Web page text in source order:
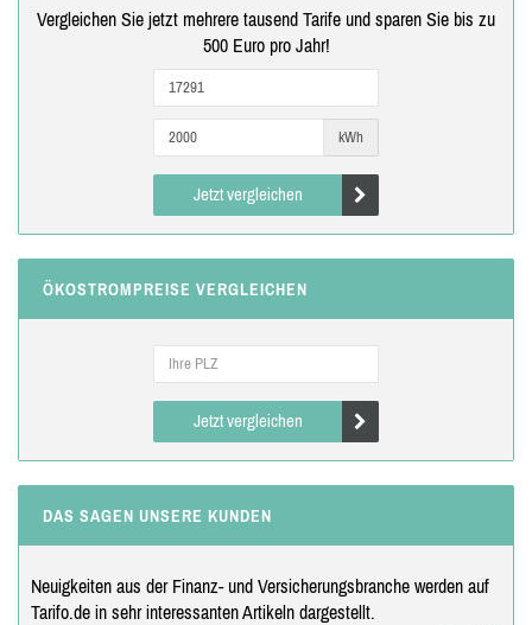
Vergleichen Sie jetzt mehrere tausend Tarife und sparen Sie bis zu
500 Euro pro Jahr!
kWh
Jetzt vergleichen
ÖKOSTROMPREISE VERGLEICHEN
Jetzt vergleichen
DAS SAGEN UNSERE KUNDEN
Neuigkeiten aus der Finanz- und Versicherungsbranche werden auf
Tarifo.de in sehr interessanten Artikeln dargestellt.